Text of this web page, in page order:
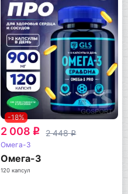
-18%
2 008 q 2 448q
Омега-3
Омега-3
120 капсул